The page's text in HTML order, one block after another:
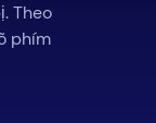
Theo
phím